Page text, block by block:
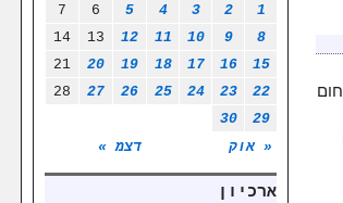
« אוק דצמ »
1
2
3
4
5
6
7
8
9
10
11
12
13
14
15
16
17
18
19
20
21
22
23
24
25
26
27
28
29
30
ארכיון